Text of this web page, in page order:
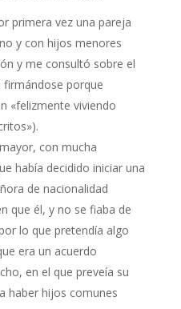
primera vez una pareja
y con hijos menores
y me consultó sobre el
porque
«felizmente viviendo
con mucha
había decidido iniciar una
de nacionalidad
que él, y no se fiaba de
lo que pretendía algo
era un acuerdo
en el que preveía su
haber hijos comunes